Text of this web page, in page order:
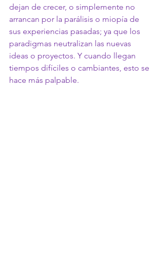
dejan de crecer, o simplemente no
arrancan por la parálisis o miopía de
sus experiencias pasadas; ya que los
paradigmas neutralizan las nuevas
ideas o proyectos. Y cuando llegan
tiempos difíciles o cambiantes, esto se
hace más palpable.